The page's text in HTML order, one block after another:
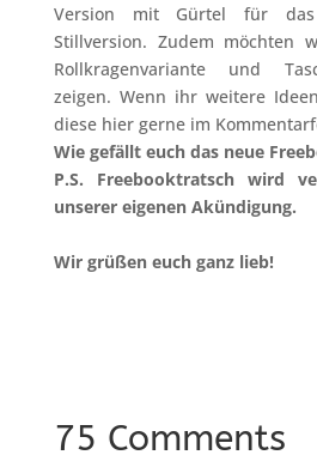
Version mit Gürtel für
Stillversion. Zudem möchten
Rollkragenvariante und
zeigen. Wenn ihr weitere
diese hier gerne im
Wie gefällt euch das neue
P.S. Freebooktratsch wird
unserer eigenen Akündigung.
Wir grüßen euch ganz lieb!
75 Comments